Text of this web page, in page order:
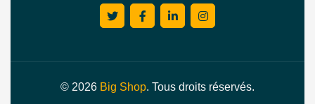
© 2026 Big Shop. Tous droits réservés.